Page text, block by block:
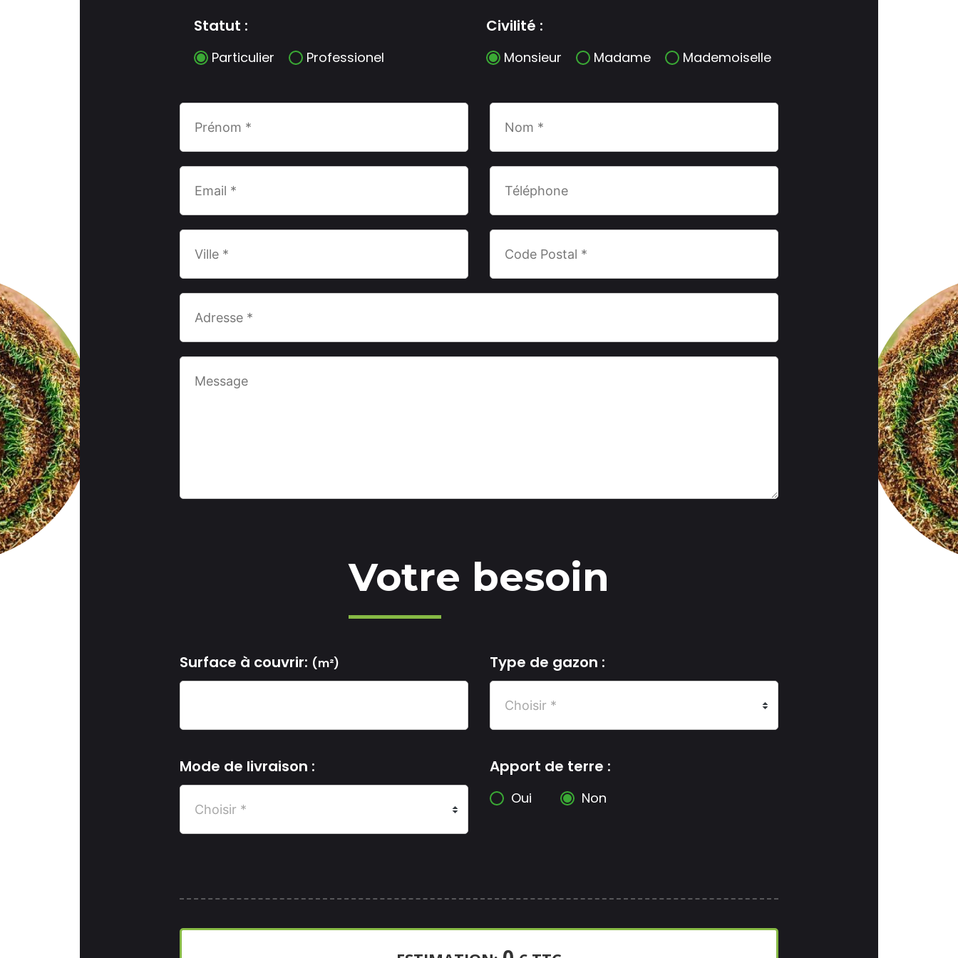
Statut :
Particulier Professionel
Civilité :
Monsieur Madame Mademoiselle
Votre besoin
Surface à couvrir: (m²) Type de gazon :
Mode de livraison : Apport de terre :
Oui Non